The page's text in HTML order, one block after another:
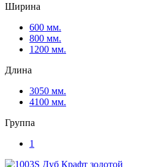
Ширина
600 мм.
800 мм.
1200 мм.
Длина
3050 мм.
4100 мм.
Группа
1